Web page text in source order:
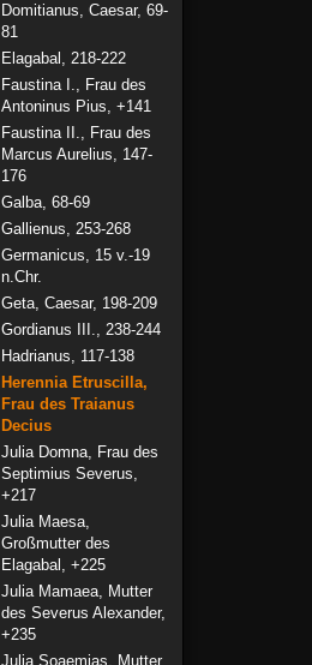
Domitianus, Caesar, 69-
81
Elagabal, 218-222
Faustina I., Frau des
Antoninus Pius, +141
Faustina II., Frau des
Marcus Aurelius, 147-
176
Galba, 68-69
Gallienus, 253-268
Germanicus, 15 v.-19
n.Chr.
Geta, Caesar, 198-209
Gordianus III., 238-244
Hadrianus, 117-138
Herennia Etruscilla,
Frau des Traianus
Decius
Julia Domna, Frau des
Septimius Severus,
+217
Julia Maesa,
Großmutter des
Elagabal, +225
Julia Mamaea, Mutter
des Severus Alexander,
+235
Julia Soaemias, Mutter